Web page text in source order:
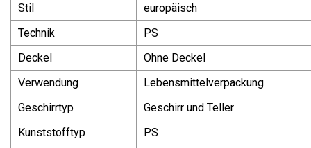
Stil
europäisch
Technik
PS
Deckel
Ohne Deckel
Verwendung
Lebensmittelverpackung
Geschirrtyp
Geschirr und Teller
Kunststofftyp
PS